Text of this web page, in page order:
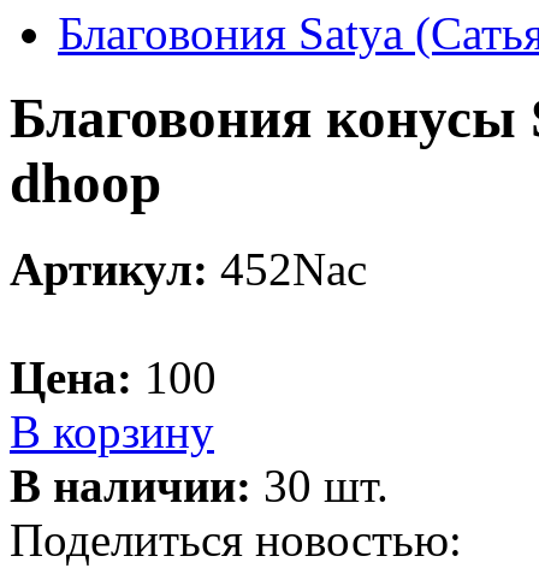
Благовония Satya
Благовония конусы
dhoop
Артикул: 452Nac
Цена: 100
В корзину
В наличии: 30 шт.
Поделиться новостью: